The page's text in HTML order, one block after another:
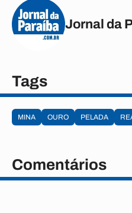
Jornal da
Tags
MINA OURO PELADA
Comentários